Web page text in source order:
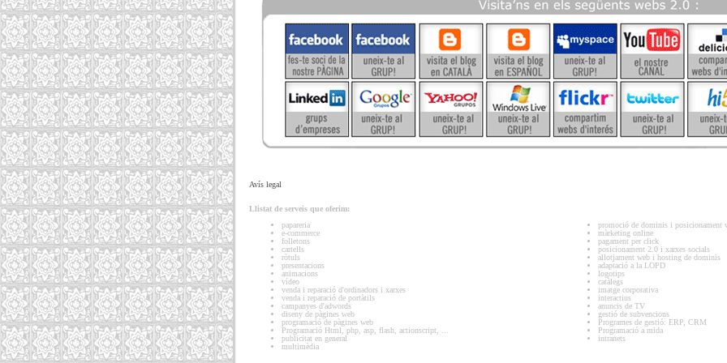
Avís legal
Llistat de serveis que oferim:
papareria
e-commerce
folletons
cartells
ròtuls
presentacions
animacions
vídeo
venda i reparació d'ordinadors i xarxes
venda i reparació de portàtils
campanyes d'adwords
diseny de pàgines web
programació de pàgines web
Programació Html, php, asp, flash, actionscript, ...
publicitat en general
multimèdia
promoció de dominis i posicionament
màrketing online
pagament per click
posicionament 2.0 i xarxes socials
allotjament web i hosting de dominis
adaptació a la LOPD
logotips
catàlegs
imatge corporativa
interactius
anuncis de TV
gestió de subvencions
Programes de gestió: ERP, CRM
Programació a mida
intranets